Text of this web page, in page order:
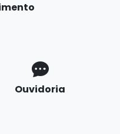
Ouvidoria